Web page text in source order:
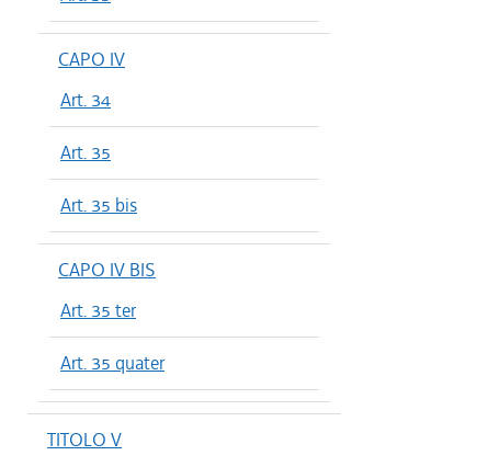
CAPO IV
Art. 34
Art. 35
Art. 35 bis
CAPO IV BIS
Art. 35 ter
Art. 35 quater
TITOLO V